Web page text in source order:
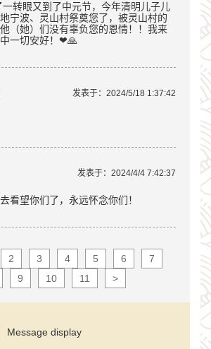
转眼又到了中元节，今年清明儿子儿
宁波、灵山村祭奠您了，被灵山村的
（她）们没有辜负您的恩情！！我来
一切安好！❤🙏
发表于：2024/5/18 1:37:42
发表于：2024/4/4 7:42:37
看望你们了，永远怀念你们！
2 3 4 5 6
7
9 10 11 >
Message display